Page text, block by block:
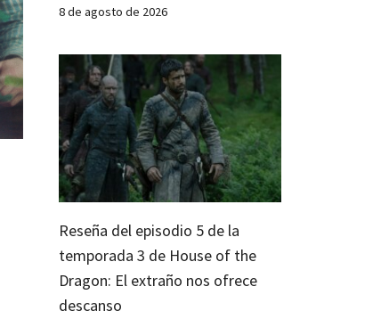
8 de agosto de 2026
Reseña del episodio 5 de la
temporada 3 de House of the
Dragon: El extraño nos ofrece
descanso